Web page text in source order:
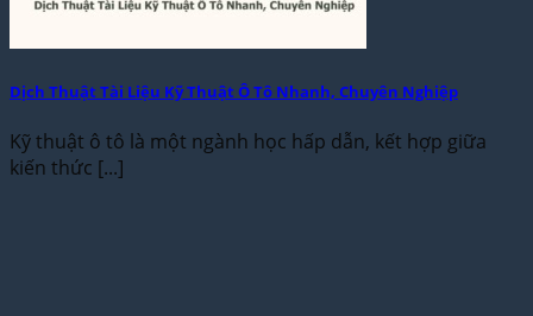
Dịch Thuật Tài Liệu Kỹ Thuật Ô Tô Nhanh, Chuyên Nghiệp
Kỹ thuật ô tô là một ngành học hấp dẫn, kết hợp giữa
kiến thức [...]